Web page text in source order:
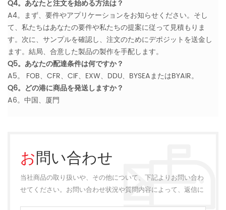
Q4。あなたと注文を始める方法は？
A4。まず、要件やアプリケーションをお知らせください。そし
て、私たちはあなたの要件や私たちの提案に従って見積もりま
す。次に、サンプルを確認し、注文のためにデポジットを送金し
ます。結局、合意した製品の製作を手配します。
Q5。あなたの配達条件は何ですか？
A5。 FOB、CFR、CIF、EXW、DDU、BYSEAまたはBYAIR。
Q6。どの港に商品を発送しますか？
A6。中国、厦門
お問い合わせ
当社商品の取り扱いや、その他について、下記よりお問い合わ
せてください。お問い合わせ状況や質問内容によって、返信に